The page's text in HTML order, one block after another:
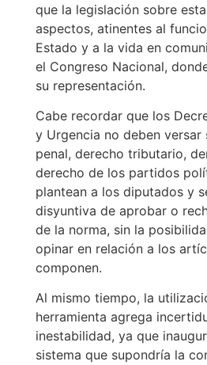
que la legislación sobre
aspectos, atinentes al
Estado y a la vida en
el Congreso Nacional,
su representación.
Cabe recordar que los
y Urgencia no deben versar
penal, derecho tributario,
derecho de los partidos
plantean a los diputados y
disyuntiva de aprobar o
de la norma, sin la
opinar en relación a los
componen.
Al mismo tiempo, la
herramienta agrega
inestabilidad, ya que
sistema que supondría la